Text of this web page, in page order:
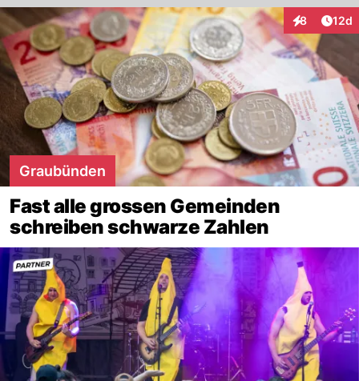
8
Interaktionen
12d
Graubünden
Fast alle grossen Gemeinden
schreiben schwarze Zahlen